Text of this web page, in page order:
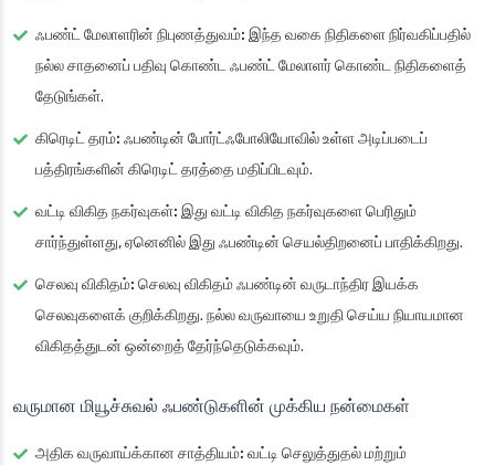
ஃபண்ட் மேலாளரின் நிபுணத்துவம்: இந்த வகை நிதிகளை நிர்வகிப்பதில்
நல்ல சாதனைப் பதிவு கொண்ட ஃபண்ட் மேலாளர் கொண்ட நிதிகளைத்
தேடுங்கள்.
கிரெடிட் தரம்: ஃபண்டின் போர்ட்ஃபோலியோவில் உள்ள அடிப்படைப்
பத்திரங்களின் கிரெடிட் தரத்தை மதிப்பிடவும்.
வட்டி விகித நகர்வுகள்: இது வட்டி விகித நகர்வுகளை பெரிதும்
சார்ந்துள்ளது, ஏனெனில் இது ஃபண்டின் செயல்திறனைப் பாதிக்கிறது.
செலவு விகிதம்: செலவு விகிதம் ஃபண்டின் வருடாந்திர இயக்க
செலவுகளைக் குறிக்கிறது. நல்ல வருவாயை உறுதி செய்ய நியாயமான
விகிதத்துடன் ஒன்றைத் தேர்ந்தெடுக்கவும்.
வருமான மியூச்சுவல் ஃபண்டுகளின் முக்கிய நன்மைகள்
அதிக வருவாய்க்கான சாத்தியம்: வட்டி செலுத்துதல் மற்றும்